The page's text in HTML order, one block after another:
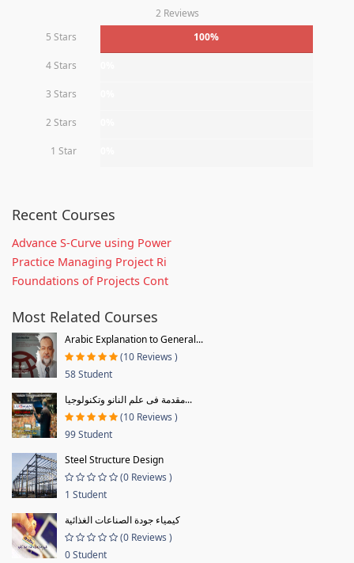
2 Reviews
5 Stars
100%
4 Stars
3 Stars
2 Stars
1 Star
Recent Courses
Advance S-Curve using Power
Practice Managing Project Ri
Foundations of Projects Cont
Most Related Courses
Arabic Explanation to General...
(10 Reviews )
58 Student
مقدمة فى علم النانو وتكنولوجيا...
(10 Reviews )
99 Student
Steel Structure Design
(0 Reviews )
1 Student
كيمياء جودة الصناعات الغذائية
(0 Reviews )
0 Student